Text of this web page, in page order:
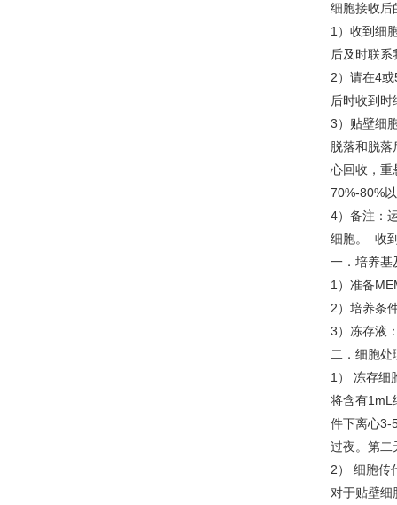
细胞接收后
1）收到细
后及时联系
2）请在4
后时收到时
3）贴壁细
脱落和脱落
心回收，重
70%-80%
4）备注：
细胞。 收
一．培养基
1）准备
2）培养条
3）冻存液
二．细胞处
1） 冻存细
将含有1mL
件下离心3-
过夜。第二
2） 细胞传
对于贴壁细